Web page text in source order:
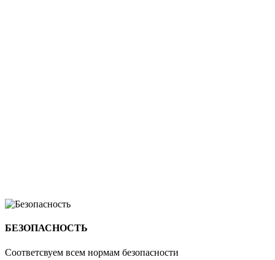
БЕЗОПАСНОСТЬ
Соответсвуем всем нормам безопасности